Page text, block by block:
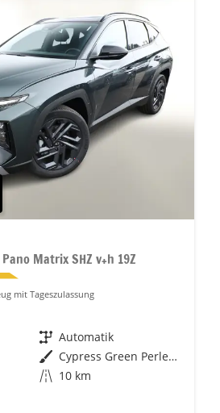
Matrix SHZ v+h 19Z
mit Tageszulassung
Getriebe Automatik
Außenfarbe
Cypress Green Perleffekt
Kilometerstand 10 km